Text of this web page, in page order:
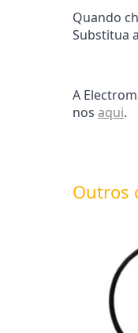
Quando
Substitua
A
nos aqui.
Outros